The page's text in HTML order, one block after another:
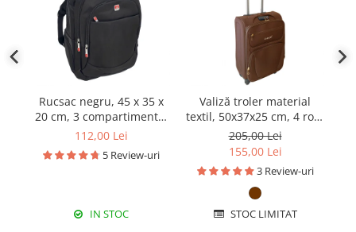
Rucsac negru, 45 x 35 x
20 cm, 3 compartimente,
RS14
112,00 Lei
5 Review-uri
IN STOC
Valiză troler material
textil, 50x37x25 cm, 4 roți,
maro, mic
205,00 Lei
155,00 Lei
3 Review-uri
STOC LIMITAT